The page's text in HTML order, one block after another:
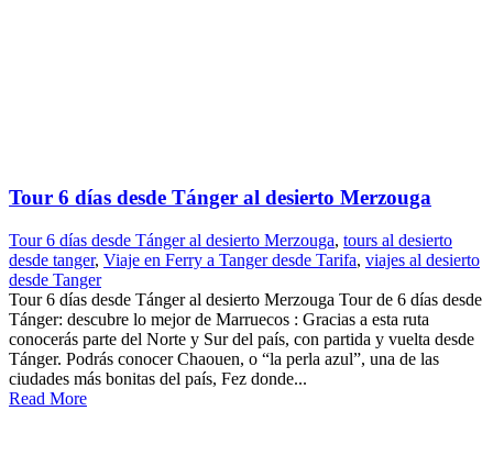
Tour 6 días desde Tánger al desierto Merzouga
Tour 6 días desde Tánger al desierto Merzouga, tours al desierto
desde tanger, Viaje en Ferry a Tanger desde Tarifa, viajes al desierto
desde Tanger
Tour 6 días desde Tánger al desierto Merzouga Tour de 6 días desde
Tánger: descubre lo mejor de Marruecos : Gracias a esta ruta
conocerás parte del Norte y Sur del país, con partida y vuelta desde
Tánger. Podrás conocer Chaouen, o “la perla azul”, una de las
ciudades más bonitas del país, Fez donde...
Read More